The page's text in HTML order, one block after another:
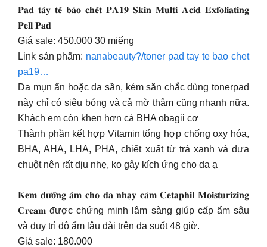
𝐏𝐚𝐝 𝐭𝐚̂̉𝐲 𝐭𝐞̂́ 𝐛𝐚̀𝐨 𝐜𝐡𝐞̂́𝐭 𝐏𝐀𝟏𝟗 𝐒𝐤𝐢𝐧 𝐌𝐮𝐥𝐭𝐢 𝐀𝐜𝐢𝐝 𝐄𝐱𝐟𝐨𝐥𝐢𝐚𝐭𝐢𝐧𝐠
𝐏𝐞𝐥𝐥 𝐏𝐚𝐝
Giá sale: 450.000 30 miếng
Link sản phẩm: nanabeauty?/toner pad tay te bao chet
pa19…
Da mụn ẩn hoặc da sần, kém săn chắc dùng tonerpad
này chỉ có siêu bóng và cả mờ thâm cũng nhanh nữa.
Khách em còn khen hơn cả BHA obagii cơ
Thành phần kết hợp Vitamin tổng hợp chống oxy hóa,
BHA, AHA, LHA, PHA, chiết xuất từ ​​trà xanh và dưa
chuột nên rất dịu nhẹ, ko gây kích ứng cho da ạ
𝐊𝐞𝐦 𝐝𝐮̛𝐨̛̃𝐧𝐠 𝐚̂̉𝐦 𝐜𝐡𝐨 𝐝𝐚 𝐧𝐡𝐚̣𝐲 𝐜𝐚̉𝐦 𝐂𝐞𝐭𝐚𝐩𝐡𝐢𝐥 𝐌𝐨𝐢𝐬𝐭𝐮𝐫𝐢𝐳𝐢𝐧𝐠
𝐂𝐫𝐞𝐚𝐦 được chứng minh lâm sàng giúp cấp ẩm sâu
và duy trì độ ẩm lâu dài trên da suốt 48 giờ.
Giá sale: 180.000